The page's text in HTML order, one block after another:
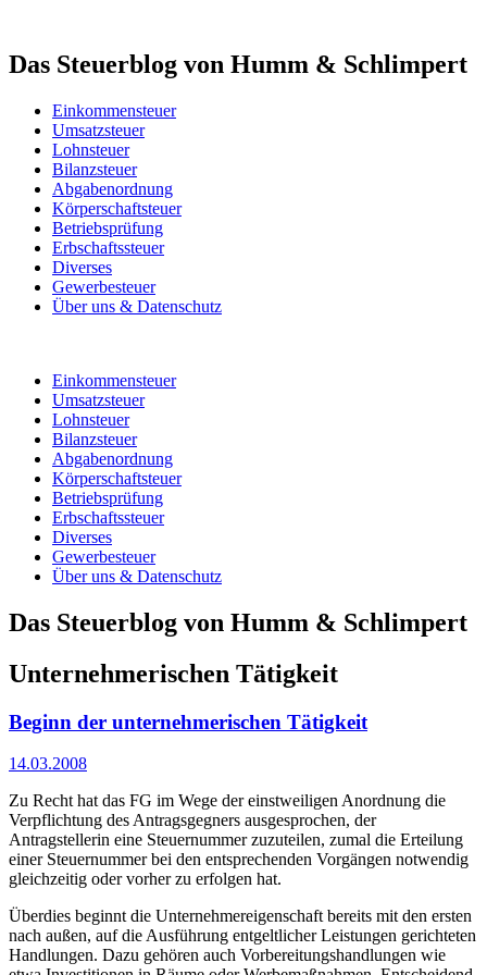
Das Steuerblog von Humm & Schlimpert
Einkommensteuer
Umsatzsteuer
Lohnsteuer
Bilanzsteuer
Abgabenordnung
Körperschaftsteuer
Betriebsprüfung
Erbschaftssteuer
Diverses
Gewerbesteuer
Über uns & Datenschutz
Einkommensteuer
Umsatzsteuer
Lohnsteuer
Bilanzsteuer
Abgabenordnung
Körperschaftsteuer
Betriebsprüfung
Erbschaftssteuer
Diverses
Gewerbesteuer
Über uns & Datenschutz
Das Steuerblog von Humm & Schlimpert
Unternehmerischen Tätigkeit
Beginn der unternehmerischen Tätigkeit
14.03.2008
Zu Recht hat das FG im Wege der einstweiligen Anordnung die
Verpflichtung des Antragsgegners ausgesprochen, der
Antragstellerin eine Steuernummer zuzuteilen, zumal die Erteilung
einer Steuernummer bei den entsprechenden Vorgängen notwendig
gleichzeitig oder vorher zu erfolgen hat.
Überdies beginnt die Unternehmereigenschaft bereits mit den ersten
nach außen, auf die Ausführung entgeltlicher Leistungen gerichteten
Handlungen. Dazu gehören auch Vorbereitungshandlungen wie